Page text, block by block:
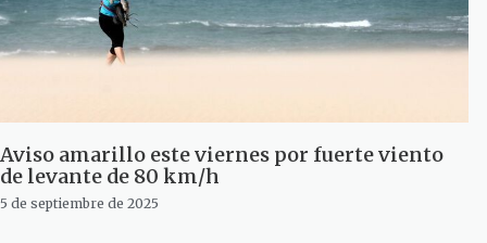
Aviso amarillo este viernes por fuerte viento
de levante de 80 km/h
5 de septiembre de 2025